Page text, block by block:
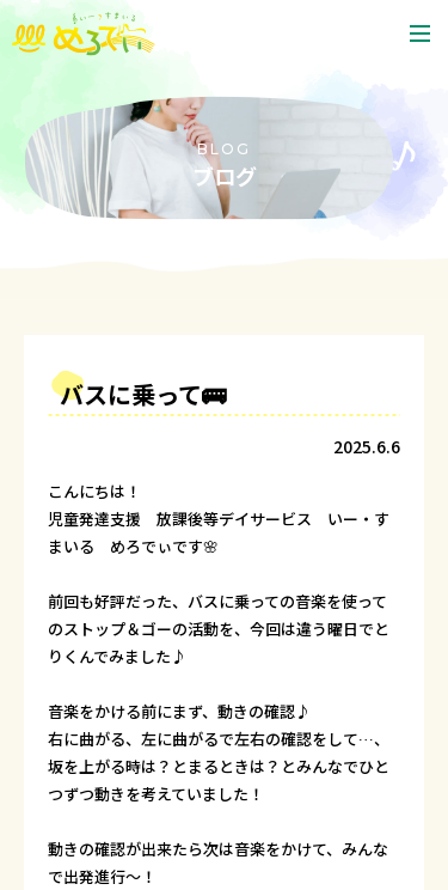
いー・すまいる めろでぃとは
プログラムの内容
よくあるご質問
BLOG
ブログ
バスに乗って🚌
2025.6.6
こんにちは！
児童発達支援 放課後等デイサービス いー・す
まいる めろでぃです🌸
前回も好評だった、バスに乗っての音楽を使って
のストップ＆ゴーの活動を、今回は違う曜日でと
りくんでみました♪
音楽をかける前にまず、動きの確認♪
右に曲がる、左に曲がるで左右の確認をして…、
坂を上がる時は？とまるときは？とみんなでひと
つずつ動きを考えていました！
動きの確認が出来たら次は音楽をかけて、みんな
で出発進行～！